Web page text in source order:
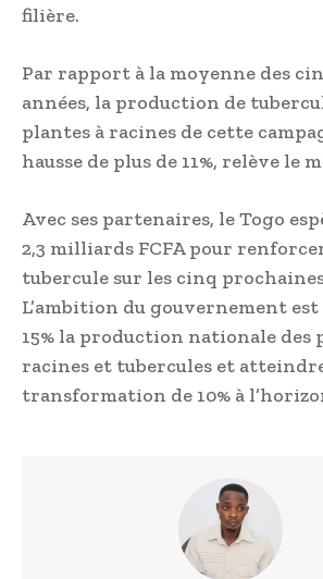
filière.
Par rapport à la moyenne des
années, la production de
plantes à racines de cette
hausse de plus de 11%, relève le
Avec ses partenaires, le Togo
2,3 milliards FCFA pour
tubercule sur les cinq
L’ambition du gouvernement
15% la production nationale des
racines et tubercules et
transformation de 10% à